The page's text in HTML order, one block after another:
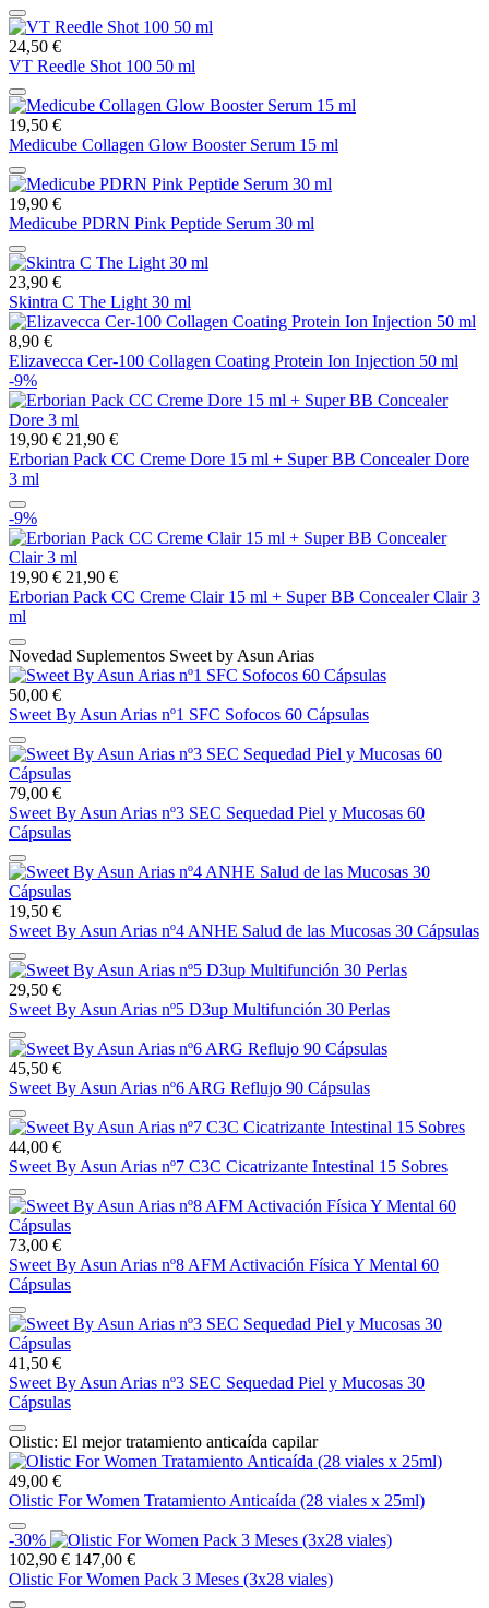
24,50 €
VT Reedle Shot 100 50 ml
19,50 €
Medicube Collagen Glow Booster Serum 15 ml
19,90 €
Medicube PDRN Pink Peptide Serum 30 ml
23,90 €
Skintra C The Light 30 ml
8,90 €
Elizavecca Cer-100 Collagen Coating Protein Ion Injection 50 ml
-9%
19,90 € 21,90 €
Erborian Pack CC Creme Dore 15 ml + Super BB Concealer Dore
3 ml
-9%
19,90 € 21,90 €
Erborian Pack CC Creme Clair 15 ml + Super BB Concealer Clair 3
ml
Novedad Suplementos Sweet by Asun Arias
50,00 €
Sweet By Asun Arias nº1 SFC Sofocos 60 Cápsulas
79,00 €
Sweet By Asun Arias nº3 SEC Sequedad Piel y Mucosas 60
Cápsulas
19,50 €
Sweet By Asun Arias nº4 ANHE Salud de las Mucosas 30 Cápsulas
29,50 €
Sweet By Asun Arias nº5 D3up Multifunción 30 Perlas
45,50 €
Sweet By Asun Arias nº6 ARG Reflujo 90 Cápsulas
44,00 €
Sweet By Asun Arias nº7 C3C Cicatrizante Intestinal 15 Sobres
73,00 €
Sweet By Asun Arias nº8 AFM Activación Física Y Mental 60
Cápsulas
41,50 €
Sweet By Asun Arias nº3 SEC Sequedad Piel y Mucosas 30
Cápsulas
Olistic: El mejor tratamiento anticaída capilar
49,00 €
Olistic For Women Tratamiento Anticaída (28 viales x 25ml)
-30%
102,90 € 147,00 €
Olistic For Women Pack 3 Meses (3x28 viales)